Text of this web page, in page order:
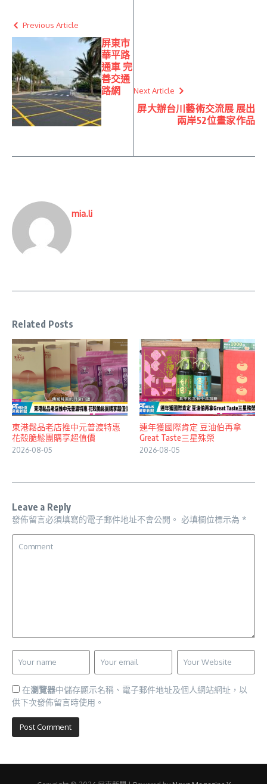
Previous Article
屏東市
華平路
通車 完
善交通
路網
Next Article
屏大辦台川藝術交流展 展出
兩岸52位畫家作品
mia.li
Related Posts
東港鬆品老店推中元普渡特惠
花殼脆鬆團購享超值價
2026-08-05
連年獲國際肯定 豆油伯再拿
Great Taste三星殊榮
2026-08-05
Leave a Reply
發佈留言必須填寫的電子郵件地址不會公開。 必填欄位標示為 *
在瀏覽器中儲存顯示名稱、電子郵件地址及個人網站網址，以
供下次發佈留言時使用。